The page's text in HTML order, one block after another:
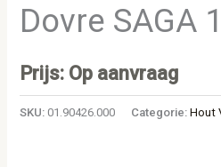
Dovre SAGA
Prijs: Op aanvraag
SKU:01.90426.000 Categorie:Hout